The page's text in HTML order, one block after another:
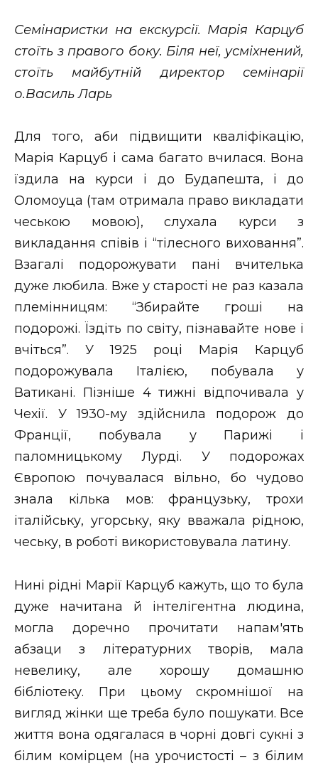
Семінаристки на екскурсії. Марія Карцуб
стоїть з правого боку. Біля неї, усміхнений,
стоїть майбутній директор семінарії
о.Василь Ларь
Для того, аби підвищити кваліфікацію,
Марія Карцуб і сама багато вчилася. Вона
їздила на курси і до Будапешта, і до
Оломоуца (там отримала право викладати
чеською мовою), слухала курси з
викладання співів і “тілесного виховання”.
Взагалі подорожувати пані вчителька
дуже любила. Вже у старості не раз казала
племінницям: “Збирайте гроші на
подорожі. Їздіть по світу, пізнавайте нове і
вчіться”. У 1925 році Марія Карцуб
подорожувала Італією, побувала у
Ватикані. Пізніше 4 тижні відпочивала у
Чехії. У 1930-му здійснила подорож до
Франції, побувала у Парижі і
паломницькому Лурді. У подорожах
Європою почувалася вільно, бо чудово
знала кілька мов: французьку, трохи
італійську, угорську, яку вважала рідною,
чеську, в роботі використовувала латину.
Нині рідні Марії Карцуб кажуть, що то була
дуже начитана й інтелігентна людина,
могла доречно прочитати напам'ять
абзаци з літературних творів, мала
невелику, але хорошу домашню
бібліотеку. При цьому скромнішої на
вигляд жінки ще треба було пошукати. Все
життя вона одягалася в чорні довгі сукні з
білим комірцем (на урочистості – з білим